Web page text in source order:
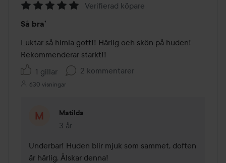
5
av
5
Verifierad köpare
Så bra’
Luktar så himla gott!! Härlig och skön på huden!
Rekommenderar starkt!!
1 gillar
2 kommentarer
630 visningar
Matilda
3 år
Kommentaren lades 3 år
Underbar! Huden blir mjuk som sammet, doften
är härlig. Älskar denna!